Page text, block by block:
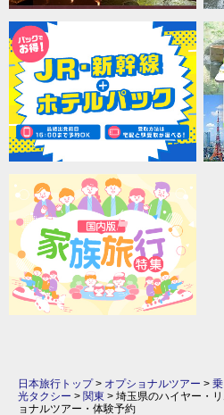
日本旅行トップ> オプショナルツアー >
光タクシー > 関東 > 埼玉県のハイヤー・
ョナルツアー・体験予約